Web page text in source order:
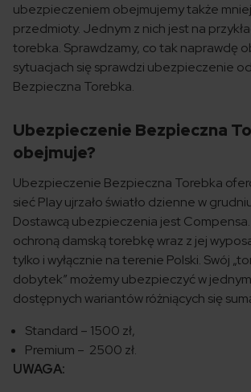
ubezpieczeniem obejmujemy także
przedmioty. Jednym z nich jest na
torebka. Sprawdzamy, co tak naprawdę
sytuacjach się sprawdzi ubezpieczenie
Bezpieczna Torebka.
Ubezpieczenie Bezpieczna
obejmuje?
Ubezpieczenie Bezpieczna Torebka
sieć Play ujrzało światło dzienne w
Dostawcą ubezpieczenia jest
ochroną damską torebkę wraz z jej
tylko i wyłącznie na terenie Polski. Swój
dobytek” możemy ubezpieczyć w
dostępnych wariantów różniących się
Standard – 1500 zł,
Premium – 2500 zł.
UWAGA: